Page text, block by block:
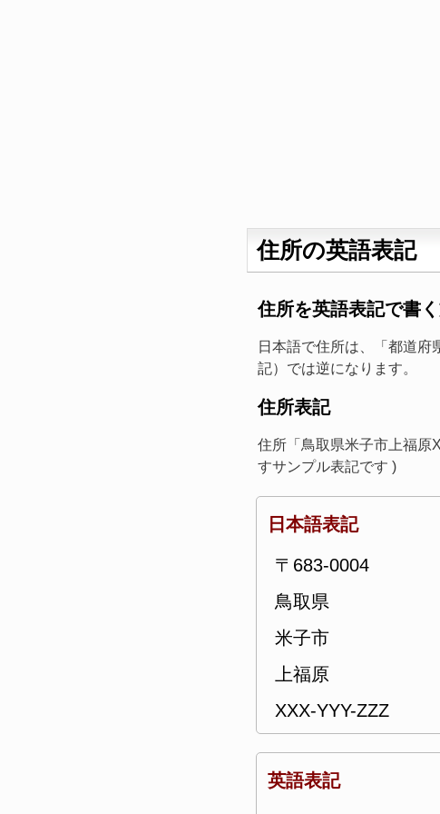
住所の英語表記
住所を英語表記で書
日本語で住所は、「都道
記）では逆になります。
住所表記
住所「鳥取県米子市上福原
すサンプル表記です )
日本語表記
〒683-0004
鳥取県
米子市
上福原
XXX-YYY-ZZZ
英語表記